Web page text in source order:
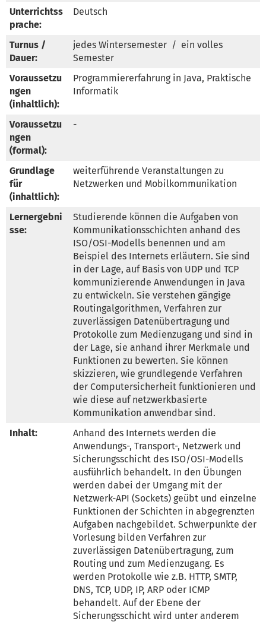
Unterrichtss
prache:
Deutsch
Turnus /
Dauer:
jedes Wintersemester  /  ein volles
Semester
Voraussetzu
ngen
(inhaltlich):
Programmiererfahrung in Java, Praktische
Informatik
Voraussetzu
ngen
(formal):
-
Grundlage
für
(inhaltlich):
weiterführende Veranstaltungen zu
Netzwerken und Mobilkommunikation
Lernergebni
sse:
Studierende können die Aufgaben von
Kommunikationsschichten anhand des
ISO/OSI-Modells benennen und am
Beispiel des Internets erläutern. Sie sind
in der Lage, auf Basis von UDP und TCP
kommunizierende Anwendungen in Java
zu entwickeln. Sie verstehen gängige
Routingalgorithmen, Verfahren zur
zuverlässigen Datenübertragung und
Protokolle zum Medienzugang und sind in
der Lage, sie anhand ihrer Merkmale und
Funktionen zu bewerten. Sie können
skizzieren, wie grundlegende Verfahren
der Computersicherheit funktionieren und
wie diese auf netzwerkbasierte
Kommunikation anwendbar sind.
Inhalt:
Anhand des Internets werden die
Anwendungs-, Transport-, Netzwerk und
Sicherungsschicht des ISO/OSI-Modells
ausführlich behandelt. In den Übungen
werden dabei der Umgang mit der
Netzwerk-API (Sockets) geübt und einzelne
Funktionen der Schichten in abgegrenzten
Aufgaben nachgebildet. Schwerpunkte der
Vorlesung bilden Verfahren zur
zuverlässigen Datenübertragung, zum
Routing und zum Medienzugang. Es
werden Protokolle wie z.B. HTTP, SMTP,
DNS, TCP, UDP, IP, ARP oder ICMP
behandelt. Auf der Ebene der
Sicherungsschicht wird unter anderem